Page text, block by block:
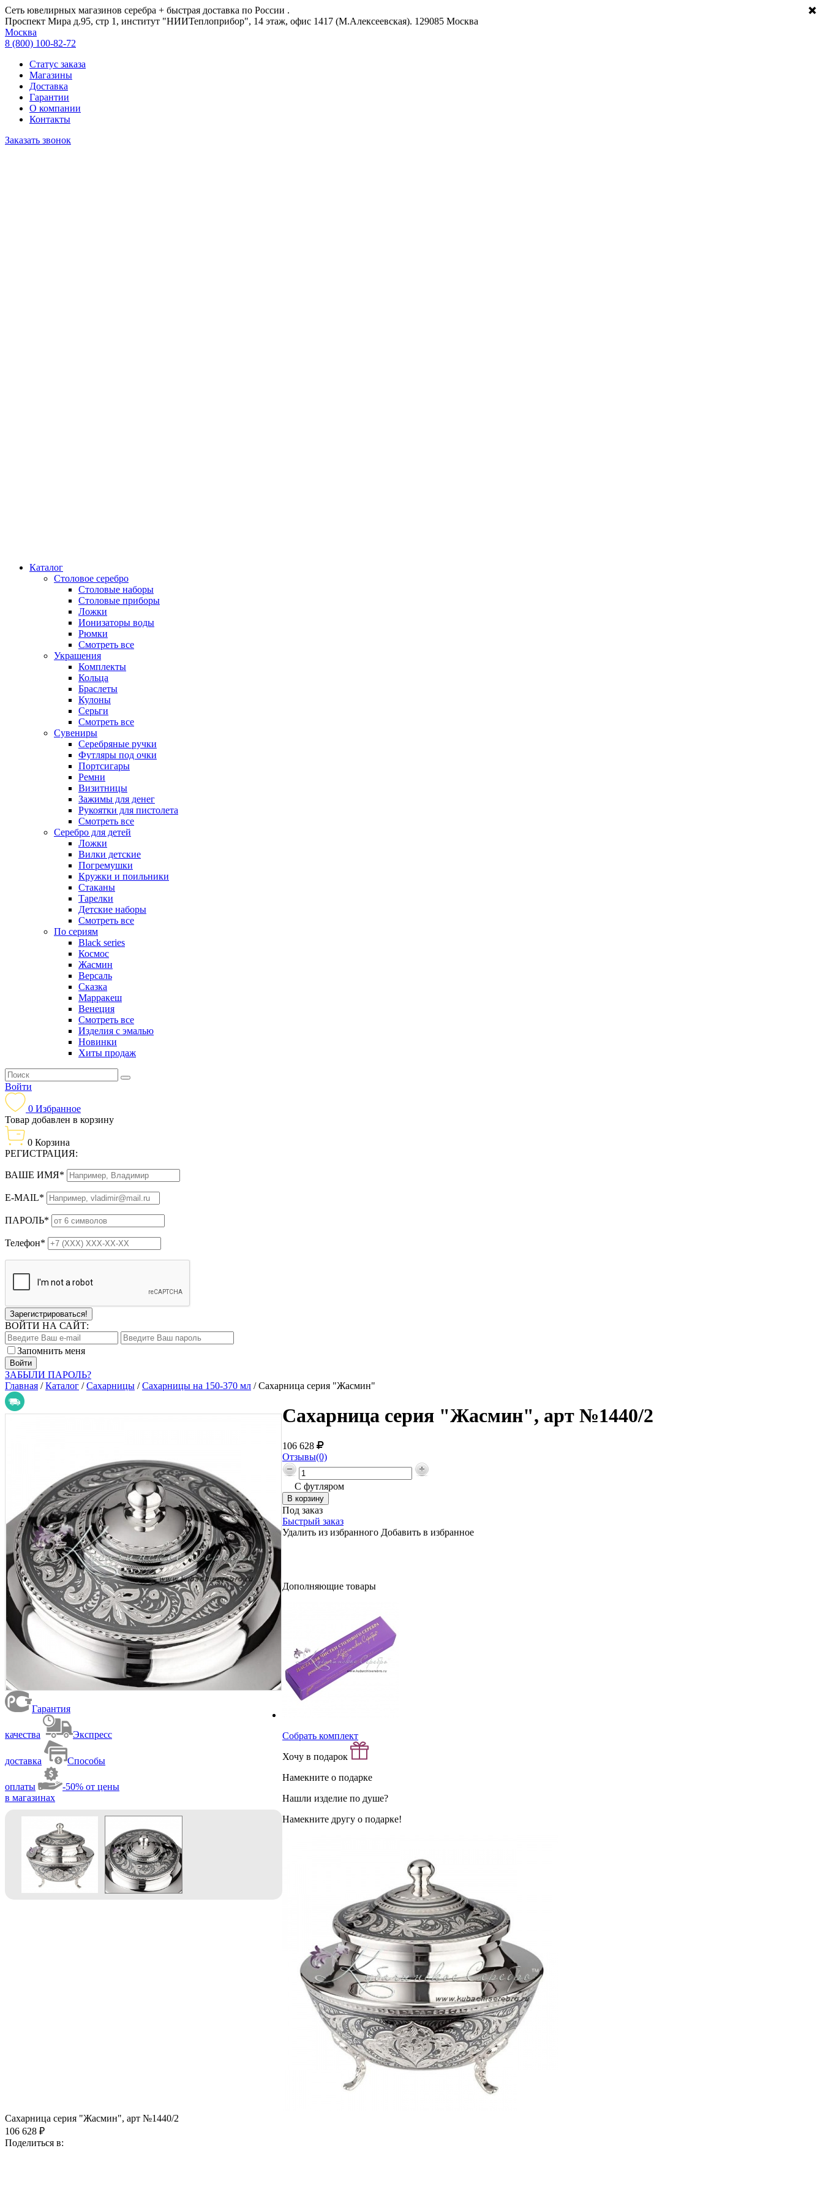
Сеть ювелирных магазинов серебра + быстрая доставка по России .
Проспект Мира д.95, стр 1, институт "НИИТеплоприбор", 14 этаж, офис 1417 (М.Алексеевская). 129085 Москва
Москва
8 (800) 100-82-72
Статус заказа
Магазины
Доставка
Гарантии
О компании
Контакты
Заказать звонок
Каталог
Столовое серебро
Столовые наборы
Столовые приборы
Ложки
Ионизаторы воды
Рюмки
Смотреть все
Украшения
Комплекты
Кольца
Браслеты
Кулоны
Серьги
Смотреть все
Сувениры
Серебряные ручки
Футляры под очки
Портсигары
Ремни
Визитницы
Зажимы для денег
Рукоятки для пистолета
Смотреть все
Серебро для детей
Ложки
Вилки детские
Погремушки
Кружки и поильники
Стаканы
Тарелки
Детские наборы
Смотреть все
По сериям
Black series
Космос
Жасмин
Версаль
Сказка
Марракеш
Венеция
Смотреть все
Изделия с эмалью
Новинки
Хиты продаж
Войти
0 Избранное
Товар добавлен в корзину
0 Корзина
РЕГИСТРАЦИЯ:
ВАШЕ ИМЯ*
E-MAIL*
ПАРОЛЬ*
Телефон*
Зарегистрироваться!
ВОЙТИ НА САЙТ:
Запомнить меня
ЗАБЫЛИ ПАРОЛЬ?
Главная /Каталог /Сахарницы /Сахарницы на 150-370 мл /Сахарница серия "Жасмин"
Гарантия
качества Экспресс
доставка Способы
оплаты
-50% от цены
в магазинах
Сахарница серия "Жасмин", арт №1440/2
106 628
Отзывы(0)
С футляром
Под заказ
Быстрый заказ
Удалить из избранного Добавить в избранное
Дополняющие товары
Собрать комплект
Хочу в подарок
Намекните о подарке
Нашли изделие по душе?
Намекните другу о подарке!
Сахарница серия "Жасмин", арт №1440/2
106 628 ₽
Поделиться в: